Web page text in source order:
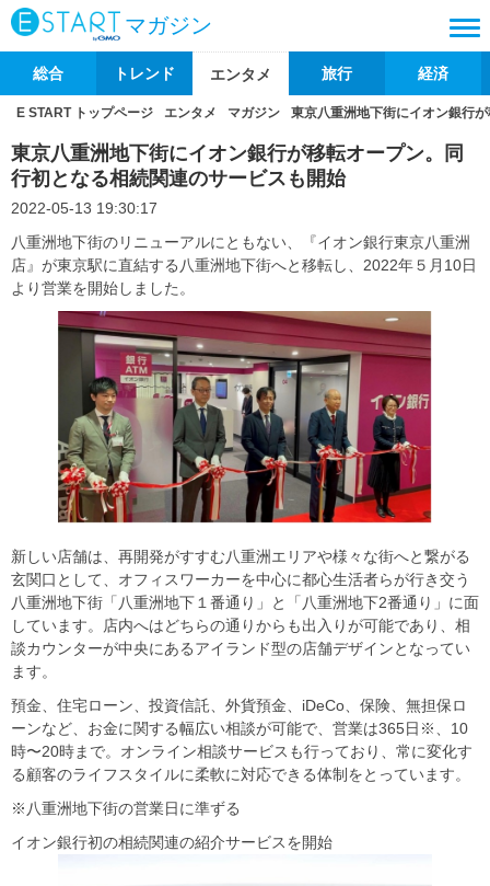
マガジン
総合 トレンド エンタメ 旅行 経済
E START トップページ エンタメ マガジン 東京八重洲地下街にイオン銀行
東京八重洲地下街にイオン銀行が移転オープン。同
行初となる相続関連のサービスも開始
2022-05-13 19:30:17
八重洲地下街のリニューアルにともない、『イオン銀行東京八重洲
店』が東京駅に直結する八重洲地下街へと移転し、2022年５月10日
より営業を開始しました。
新しい店舗は、再開発がすすむ八重洲エリアや様々な街へと繋がる
玄関口として、オフィスワーカーを中心に都心生活者らが行き交う
八重洲地下街「八重洲地下１番通り」と「八重洲地下2番通り」に面
しています。店内へはどちらの通りからも出入りが可能であり、相
談カウンターが中央にあるアイランド型の店舗デザインとなってい
ます。
預金、住宅ローン、投資信託、外貨預金、iDeCo、保険、無担保ロ
ーンなど、お金に関する幅広い相談が可能で、営業は365日※、10
時〜20時まで。オンライン相談サービスも行っており、常に変化す
る顧客のライフスタイルに柔軟に対応できる体制をとっています。
※八重洲地下街の営業日に準ずる
イオン銀行初の相続関連の紹介サービスを開始